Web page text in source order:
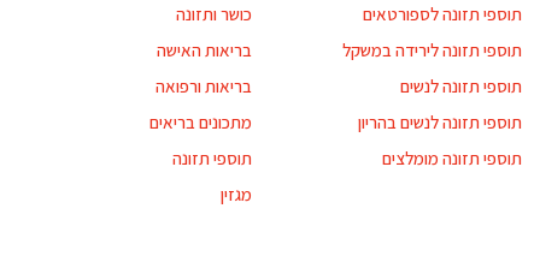
תוספי תזונה לספורטאים
תוספי תזונה לירידה במשקל
תוספי תזונה לנשים
תוספי תזונה לנשים בהריון
תוספי תזונה מומלצים
כושר ותזונה
בריאות האישה
בריאות ורפואה
מתכונים בריאים
תוספי תזונה
מגזין